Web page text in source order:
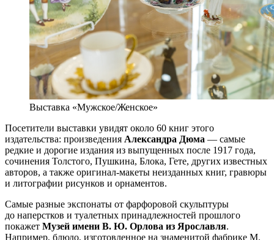
Выставка «Мужское/Женское»
Посетители выставки увидят около 60 книг этого
издательства: произведения Александра Дюма — самые
редкие и дорогие издания из выпущенных после 1917 года,
сочинения Толстого, Пушкина, Блока, Гете, других известных
авторов, а также оригинал-макеты неизданных книг, гравюры
и литографии рисунков и орнаментов.
Самые разные экспонаты от фарфоровой скульптуры
до наперстков и туалетных принадлежностей прошлого
покажет Музей имени В. Ю. Орлова из Ярославля.
Например, блюдо, изготовленное на знаменитой фабрике М.